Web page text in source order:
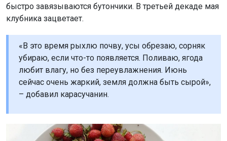
быстро завязываются бутончики. В третьей декаде мая
клубника зацветает.
«В это время рыхлю почву, усы обрезаю, сорняк
убираю, если что-то появляется. Поливаю, ягода
любит влагу, но без переувлажнения. Июнь
сейчас очень жаркий, земля должна быть сырой»,
– добавил карасучанин.